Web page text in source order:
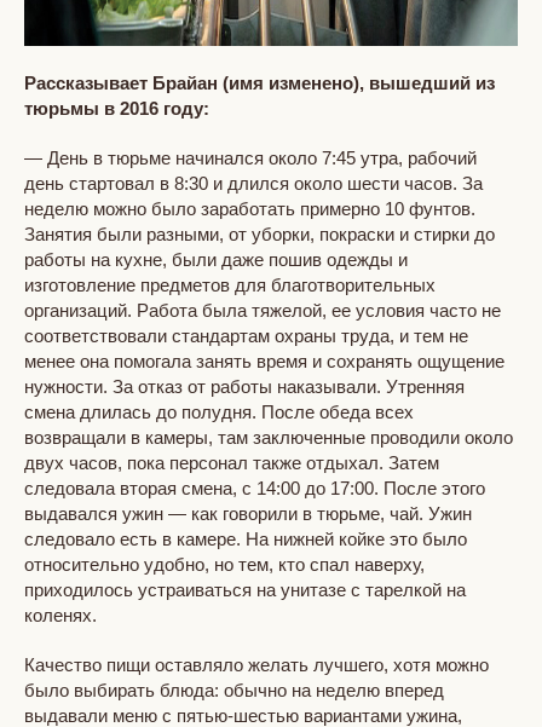
Рассказывает Брайан (имя изменено), вышедший из
тюрьмы в 2016 году:
— День в тюрьме начинался около 7:45 утра, рабочий
день стартовал в 8:30 и длился около шести часов. За
неделю можно было заработать примерно 10 фунтов.
Занятия были разными, от уборки, покраски и стирки до
работы на кухне, были даже пошив одежды и
изготовление предметов для благотворительных
организаций. Работа была тяжелой, ее условия часто не
соответствовали стандартам охраны труда, и тем не
менее она помогала занять время и сохранять ощущение
нужности. За отказ от работы наказывали. Утренняя
смена длилась до полудня. После обеда всех
возвращали в камеры, там заключенные проводили около
двух часов, пока персонал также отдыхал. Затем
следовала вторая смена, с 14:00 до 17:00. После этого
выдавался ужин — как говорили в тюрьме, чай. Ужин
следовало есть в камере. На нижней койке это было
относительно удобно, но тем, кто спал наверху,
приходилось устраиваться на унитазе с тарелкой на
коленях.
Качество пищи оставляло желать лучшего, хотя можно
было выбирать блюда: обычно на неделю вперед
выдавали меню с пятью-шестью вариантами ужина,